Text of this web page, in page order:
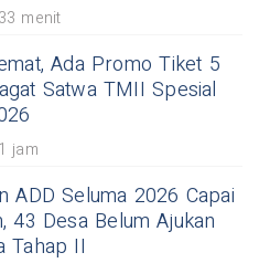
33 menit
Ada Promo Tiket 5
Satwa TMII Spesial
1 jam
ADD Seluma 2026 Capai
43 Desa Belum Ajukan
Tahap II